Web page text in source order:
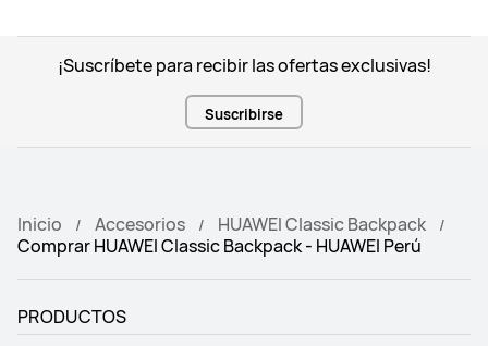
¡Suscríbete para recibir las ofertas exclusivas!
Suscribirse
Inicio Accesorios
HUAWEI Classic Backpack
Comprar HUAWEI Classic Backpack - HUAWEI Perú
PRODUCTOS